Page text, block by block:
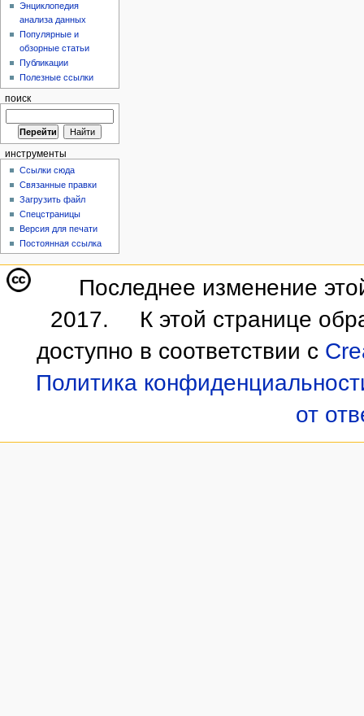
Энциклопедия
анализа данных
Популярные и
обзорные статьи
Публикации
Полезные ссылки
поиск
инструменты
Ссылки сюда
Связанные правки
Загрузить файл
Спецстраницы
Версия для печати
Постоянная ссылка
Последнее изменение
2017.
К этой странице
доступно в соответствии с
Политика
от